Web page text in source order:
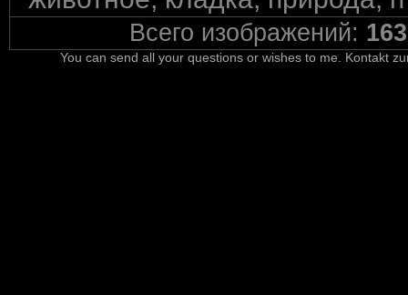
Всего изображений: 163
You can send all your questions or wishes to me. Kontakt